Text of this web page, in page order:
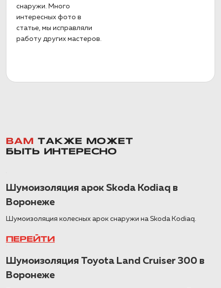
снаружи. Много
интересных фото в
статье, мы исправляли
работу других мастеров.
ВАМ
ТАКЖЕ МОЖЕТ
БЫТЬ ИНТЕРЕСНО
Шумоизоляция арок Skoda Kodiaq в
Воронеже
Шумоизоляция колесных арок снаружи на Skoda Kodiaq.
ПЕРЕЙТИ
Шумоизоляция Toyota Land Cruiser 300 в
Воронеже